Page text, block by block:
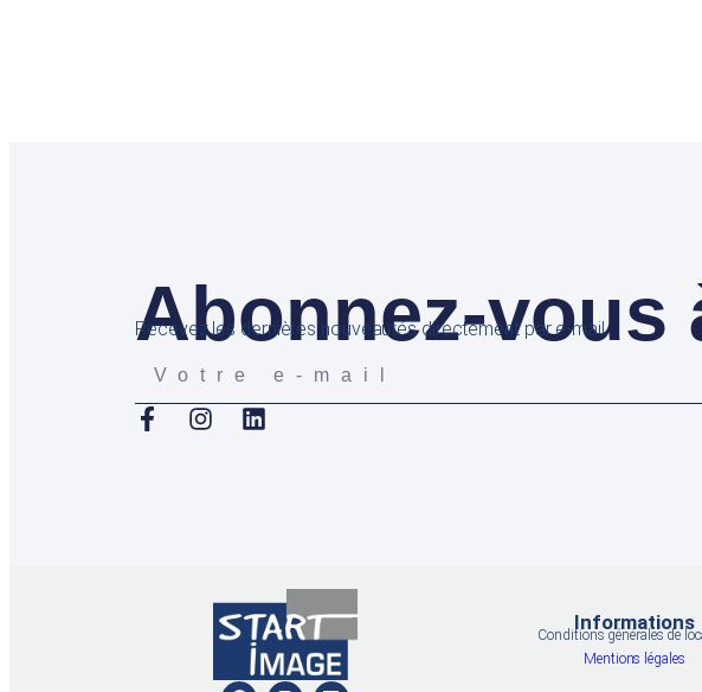
Abonnez-vous
Recevez les dernières nouveautés directement par e-mail.
Informations
Conditions générales de
Mentions légales